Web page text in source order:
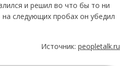
и решил во что бы то ни
следующих пробах он убедил
Источник: peopletalk.ru